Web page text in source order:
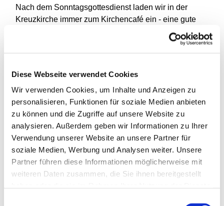
Diese Webseite verwendet Cookies
Wir verwenden Cookies, um Inhalte und Anzeigen zu
personalisieren, Funktionen für soziale Medien anbieten
zu können und die Zugriffe auf unsere Website zu
analysieren. Außerdem geben wir Informationen zu Ihrer
Verwendung unserer Website an unsere Partner für
soziale Medien, Werbung und Analysen weiter. Unsere
Partner führen diese Informationen möglicherweise mit
weiteren Daten zusammen, die Sie ihnen bereitgestellt
Nach dem Sonntagsgottesdienst laden wir in der
Kreuzkirche immer zum Kirchencafé ein - eine gute
Gelegenheit, neue Menschen kennenzulernen und